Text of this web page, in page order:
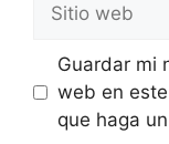
web
Guardar mi
web en
que haga